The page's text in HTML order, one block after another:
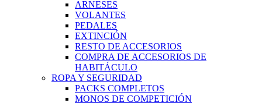
ARNESES
VOLANTES
PEDALES
EXTINCIÓN
RESTO DE ACCESORIOS
COMPRA DE ACCESORIOS DE
HABITÁCULO
ROPA Y SEGURIDAD
PACKS COMPLETOS
MONOS DE COMPETICIÓN